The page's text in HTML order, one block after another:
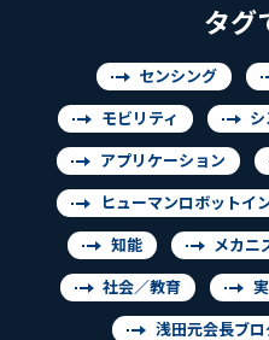
タグ
センシング
モビリティ シ
アプリケーション
ヒューマンロボットイ
知能 メカニ
社会／教育
浅田元会長ブロ